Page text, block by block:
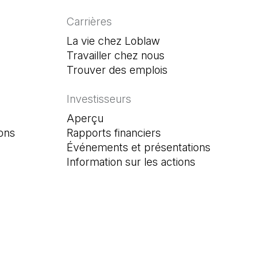
Carrières
La vie chez Loblaw
Travailler chez nous
Trouver des emplois
Investisseurs
Aperçu
Rapports financiers
Événements et présentations
Information sur les actions